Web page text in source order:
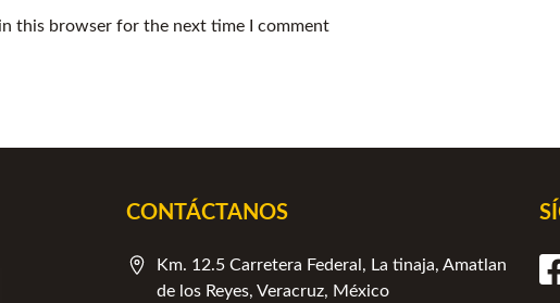
this browser for the next time I comment
CONTÁCTANOS
Km. 12.5 Carretera Federal, La tinaja, Amatlan
de los Reyes, Veracruz, México